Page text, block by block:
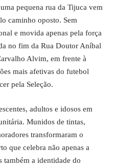
pequena rua da Tijuca vem
caminho oposto. Sem
e movida apenas pela força
no fim da Rua Doutor Aníbal
Alvim, em frente à
mais afetivas do futebol
pela Seleção.
adultos e idosos em
Munidos de tintas,
transformaram o
que celebra não apenas a
a identidade do